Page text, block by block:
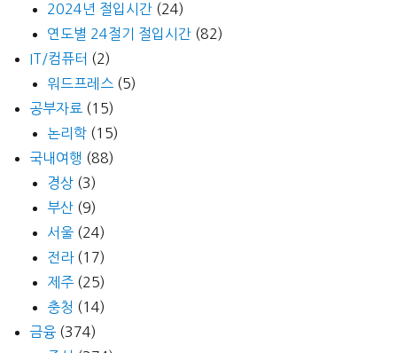
2024년 절입시간 (24)
연도별 24절기 절입시간 (82)
IT/컴퓨터 (2)
워드프레스 (5)
공부자료 (15)
논리학 (15)
국내여행 (88)
경상 (3)
부산 (9)
서울 (24)
전라(17)
제주 (25)
충청 (14)
금융 (374)